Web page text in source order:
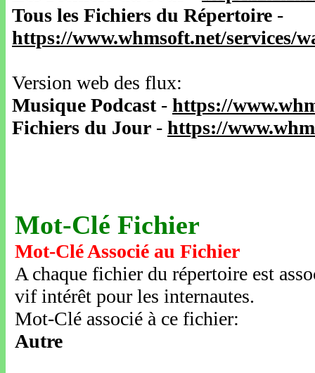
Tous les Fichiers du Répertoire -
https://www.whmsoft.net/services/
Version web des flux:
Musique Podcast- https://
Fichiers du Jour - https://
Mot-Clé Fichier
Mot-Clé Associé au Fichier
A chaque fichier du répertoire est
vif intérêt pour les internautes.
Mot-Clé associé à ce fichier:
Autre